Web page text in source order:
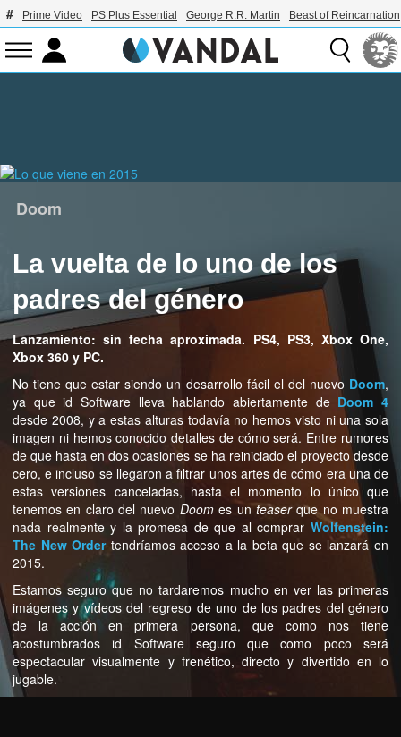
Prime Video PS Plus Essential George R.R. Martin Beast of Reincarnation
Doom
La vuelta de lo uno de los
padres del género
Lanzamiento: sin fecha aproximada. PS4, PS3, Xbox One,
Xbox 360 y PC.
No tiene que estar siendo un desarrollo fácil el del nuevo Doom,
ya que id Software lleva hablando abiertamente de Doom 4
desde 2008, y a estas alturas todavía no hemos visto ni una sola
imagen ni hemos conocido detalles de cómo será. Entre rumores
de que hasta en dos ocasiones se ha reiniciado el proyecto desde
cero, e incluso se llegaron a filtrar unos artes de cómo era una de
estas versiones canceladas, hasta el momento lo único que
tenemos en claro del nuevo Doomes unteaserque no muestra
nada realmente y la promesa de que al comprar Wolfenstein:
The New Ordertendríamos acceso a la beta que se lanzará en
2015.
Estamos seguro que no tardaremos mucho en ver las primeras
imágenes y vídeos del regreso de uno de los padres del género
de la acción en primera persona, que como nos tiene
acostumbrados id Software seguro que como poco será
espectacular visualmente y frenético, directo y divertido en lo
jugable.